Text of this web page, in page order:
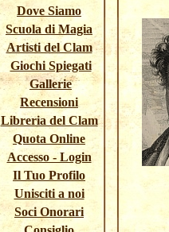
Dove Siamo
Scuola di Magia
Artisti del Clam
Giochi Spiegati
Gallerie
Recensioni
Libreria del Clam
Quota Online
Accesso - Login
Il Tuo Profilo
Unisciti a noi
Soci Onorari